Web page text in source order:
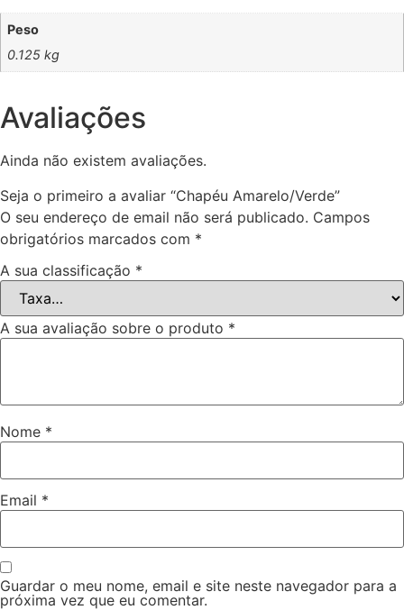
Peso
0.125 kg
Avaliações
Ainda não existem avaliações.
Seja o primeiro a avaliar “Chapéu Amarelo/Verde”
O seu endereço de email não será publicado. Campos
obrigatórios marcados com *
A sua classificação *
A sua avaliação sobre o produto *
Nome *
Email *
Guardar o meu nome, email e site neste navegador para a
próxima vez que eu comentar.